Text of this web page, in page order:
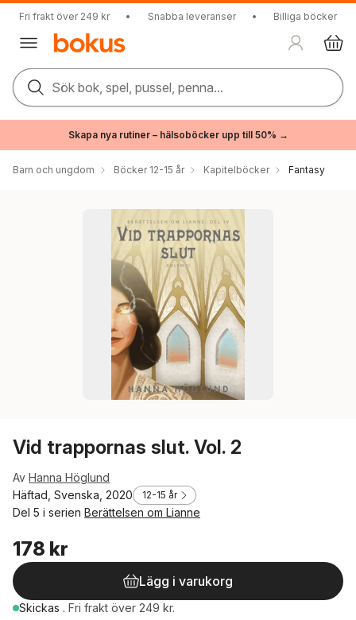
Fri frakt över 249 kr • Snabba leveranser • Billiga böcker
Sök bok, spel, pussel, penna...
Skapa nya rutiner – hälsoböcker upp till 50% →
Barn och ungdom Böcker 12-15 år Kapitelböcker Fantasy
Vid trappornas slut. Vol. 2
Av Hanna Höglund
Häftad, Svenska, 2020
12-15 år
Del 5 i serien Berättelsen om Lianne
178 kr
Lägg i varukorg
Skickas . Fri frakt över 249 kr.